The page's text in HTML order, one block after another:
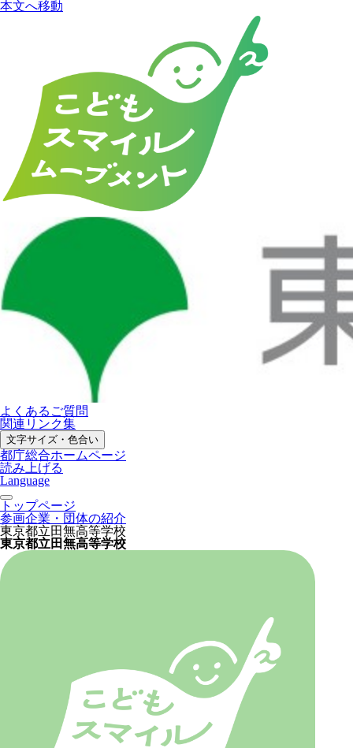
本文へ移動
よくあるご質問
関連リンク集
文字サイズ・色合い
都庁総合ホームページ
読み上げる
Language
トップページ
参画企業・団体の紹介
東京都立田無高等学校
東京都立田無高等学校